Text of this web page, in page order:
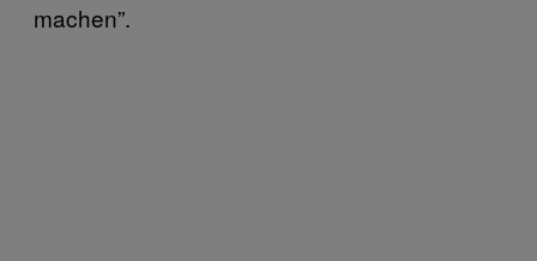
machen”.